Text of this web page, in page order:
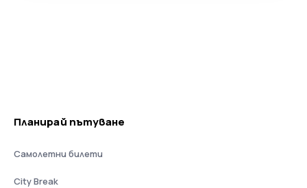
Планирай пътуване
Самолетни билети
City Break